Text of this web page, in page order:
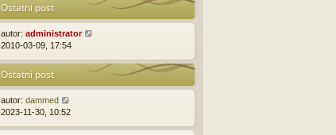
Ostatni post
autor: administrator
2010-03-09, 17:54
Ostatni post
autor: dammed
2023-11-30, 10:52